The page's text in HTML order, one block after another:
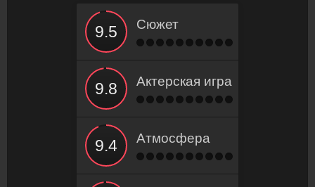
Сюжет
Актерская игра
Атмосфера